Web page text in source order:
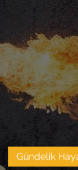
Gündelik